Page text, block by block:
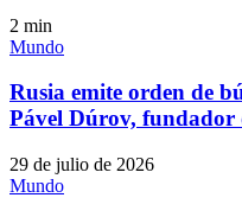
2 min
Mundo
Rusia emite orden de
Pável Dúrov, fundador
29 de julio de 2026
Mundo